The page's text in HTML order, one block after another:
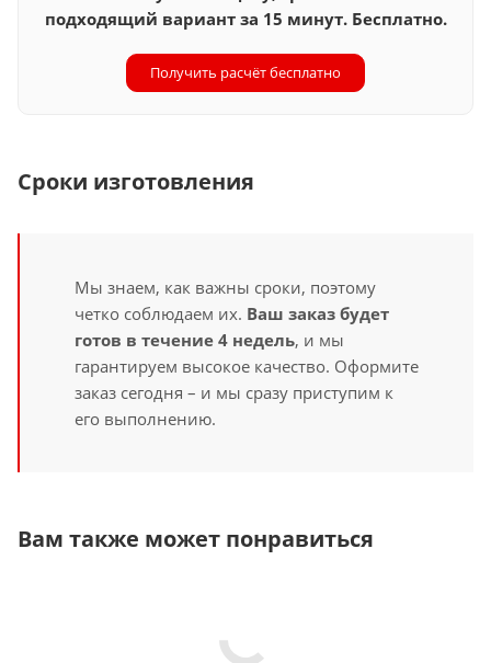
подходящий вариант за 15 минут. Бесплатно.
Получить расчёт бесплатно
Сроки изготовления
Мы знаем, как важны сроки, поэтому
четко соблюдаем их. Ваш заказ будет
готов в течение 4 недель, и мы
гарантируем высокое качество. Оформите
заказ сегодня – и мы сразу приступим к
его выполнению.
Вам также может понравиться